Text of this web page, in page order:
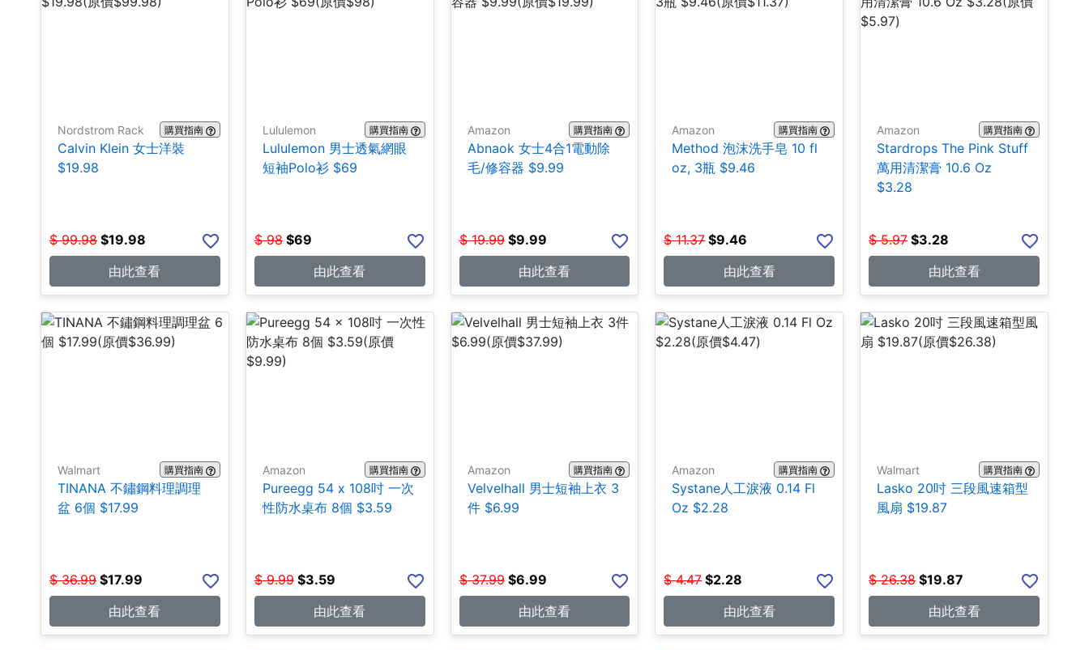
Nordstrom Rack 購買指南
Calvin Klein 女士洋裝
$19.98
$ 99.98 $19.98
由此查看
Lululemon 購買指南
Lululemon 男士透氣網眼
短袖Polo衫 $69
$ 98 $69
由此查看
Amazon 購買指南
Abnaok 女士4合1電動除
毛/修容器 $9.99
$ 19.99 $9.99
由此查看
Amazon 購買指南
Method 泡沫洗手皂 10 fl
oz, 3瓶 $9.46
$ 11.37 $9.46
由此查看
Amazon 購買指南
Stardrops The Pink Stuff
萬用清潔膏 10.6 Oz
$3.28
$ 5.97 $3.28
由此查看
Walmart 購買指南
TINANA 不鏽鋼料理調理
盆 6個 $17.99
$ 36.99 $17.99
由此查看
Amazon 購買指南
Pureegg 54 x 108吋 一次
性防水桌布 8個 $3.59
$ 9.99 $3.59
由此查看
Amazon 購買指南
Velvelhall 男士短袖上衣 3
件 $6.99
$ 37.99 $6.99
由此查看
Amazon 購買指南
Systane人工淚液 0.14 Fl
Oz $2.28
$ 4.47 $2.28
由此查看
Walmart 購買指南
Lasko 20吋 三段風速箱型
風扇 $19.87
$ 26.38 $19.87
由此查看